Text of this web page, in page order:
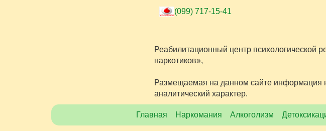
(099) 717-15-41
Реабилитационный центр психологической
наркотиков»,
Размещаемая на данном сайте информация
аналитический характер.
Главная Наркомания Алкоголизм